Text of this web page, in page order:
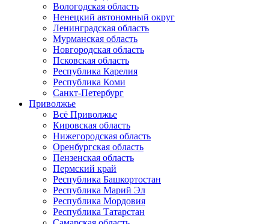
Вологодская область
Ненецкий автономный округ
Ленинградская область
Мурманская область
Новгородская область
Псковская область
Республика Карелия
Республика Коми
Санкт-Петербург
Приволжье
Всё Приволжье
Кировская область
Нижегородская область
Оренбургская область
Пензенская область
Пермский край
Республика Башкортостан
Республика Марий Эл
Республика Мордовия
Республика Татарстан